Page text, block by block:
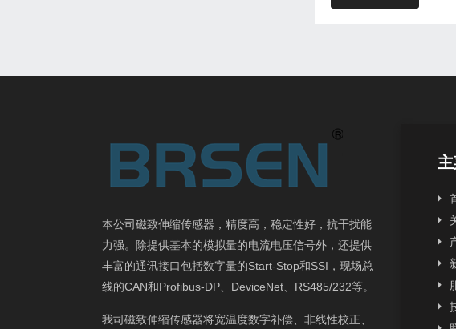
本公司磁致伸缩传感器，精度高，稳定性好，抗干扰能
力强。除提供基本的模拟量的电流电压信号外，还提供
丰富的通讯接口包括数字量的Start-Stop和SSI，现场总
线的CAN和Profibus-DP、DeviceNet、RS485/232等。
我司磁致伸缩传感器将宽温度数字补偿、非线性校正、